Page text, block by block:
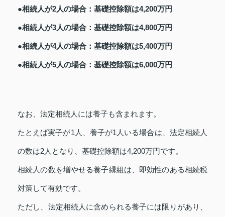
●相続人が2人の場合：基礎控除額は4,200万円
●相続人が3人の場合：基礎控除額は4,800万円
●相続人が4人の場合：基礎控除額は5,400万円
●相続人が5人の場合：基礎控除額は6,000万円
なお、法定相続人には養子も含まれます。
たとえば実子が1人、養子が1人いる場合は、法定相続人
の数は2人となり、基礎控除額は4,200万円です。
相続人の数を増やせる養子縁組は、即効性のある相続税
対策して有効です。
ただし、法定相続人に含められる養子には限りがあり、